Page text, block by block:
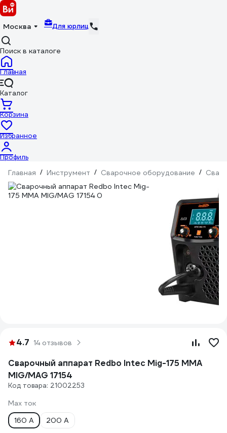
Москва Для юрлиц
Поиск в каталоге
Главная
Каталог
Корзина
Избранное
Профиль
Главная / Инструмент / Сварочное оборудование /
4.7 14 отзывов
Сварочный аппарат Redbo Intec Mig-175 MMA
MIG/MAG 17154
Код товара: 21002253
Max ток
160 А
200 А